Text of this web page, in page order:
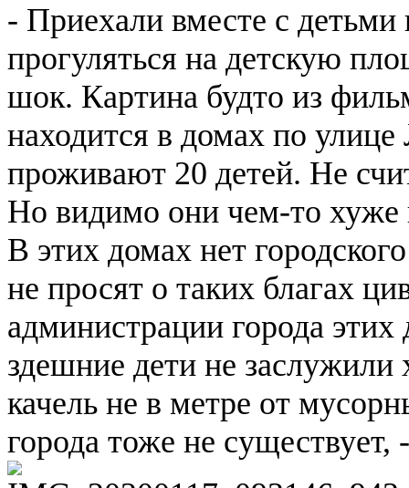
- Приехали вместе с
прогуляться на детскую
шок. Картина будто из
находится в домах по улице
проживают 20 детей. Не
Но видимо они чем-то хуже
В этих домах нет
не просят о таких благах
администрации города
здешние дети не
качель не в метре от
города тоже не